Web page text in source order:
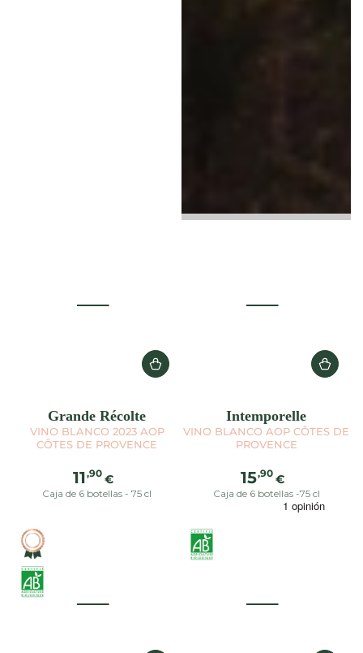
Grande Récolte
VINO BLANCO 2023 AOP
CÔTES DE PROVENCE
Precio
regular
11,90 €
Caja de 6 botellas - 75 cl
Intemporelle
VINO BLANCO AOP CÔTES DE
PROVENCE
Precio
regular
15,90 €
Caja de 6 botellas -75 cl